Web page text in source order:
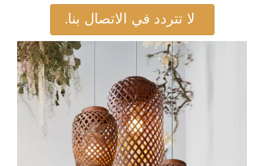
لا تتردد في الاتصال بنا.